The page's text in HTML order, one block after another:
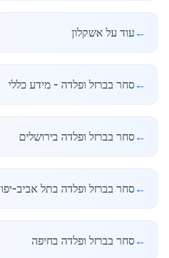
← עוד על אשקלון
←סחר בברזל ופלדה - מידע כללי
←סחר בברזל ופלדה בירושלים
←סחר בברזל ופלדה בתל אביב-יפו
←סחר בברזל ופלדה בחיפה